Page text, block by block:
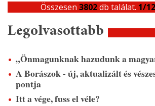
Összesen 3802db találat. 1/
Legolvasottabb
„Önmagunknak hazudunk a
A Borászok - új, aktualizált és
pontja
Itt a vége, fuss el véle?